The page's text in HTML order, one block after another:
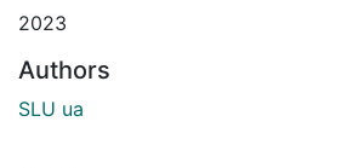
2023
Authors
SLU ua